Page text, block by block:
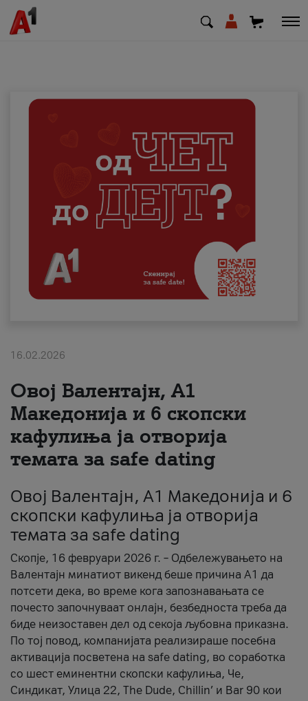
Деловни
Поддршка
Надополни кредит
Плати сметка
#ПодобарОнлајн
16.02.2026
Овој Валентајн, A1
Македонија и 6 скопски
кафулиња ја отворија
темата за safe dating
Овој Валентајн, A1 Македонија и 6
скопски кафулиња ја отворија
темата за safe dating
Скопје, 16 февруари 2026 г. – Одбележувањето на
Валентајн минатиот викенд беше причина А1 да
потсети дека, во време кога запознавањата се
почесто започнуваат онлајн, безбедноста треба да
биде неизоставен дел од секоја љубовна приказна.
По тој повод, компанијата реализираше посебна
активација посветена на safe dating, во соработка
со шест еминентни скопски кафулиња, Че,
Синдикат, Улица 22, The Dude, Chillin’ и Bar 90 кои